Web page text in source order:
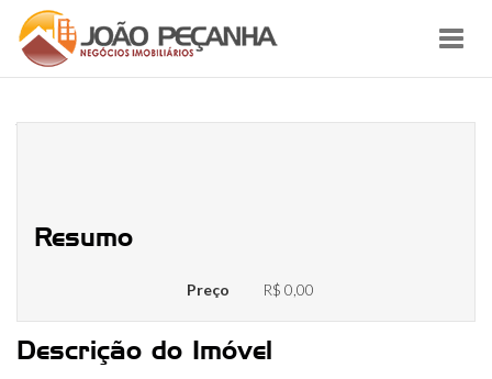
Resumo
Preço R$ 0,00
Descrição do Imóvel